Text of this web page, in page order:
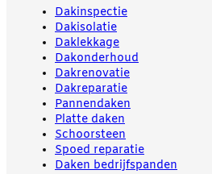
Dakinspectie
Dakisolatie
Daklekkage
Dakonderhoud
Dakrenovatie
Dakreparatie
Pannendaken
Platte daken
Schoorsteen
Spoed reparatie
Daken bedrijfspanden